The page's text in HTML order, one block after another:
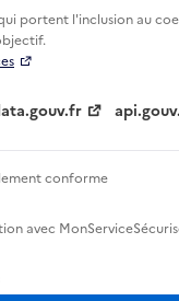
portent l'inclusion au
conforme
avec